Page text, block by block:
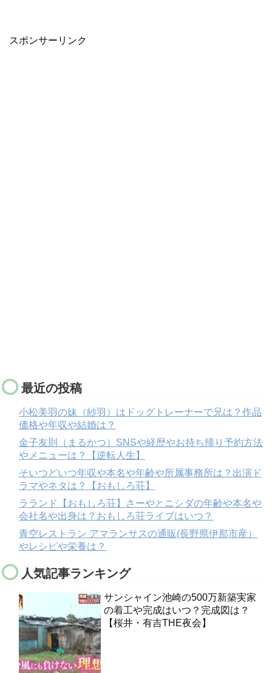
スポンサーリンク
最近の投稿
小松美羽の妹（紗羽）はドッグトレーナーで兄は？作品
価格や年収や結婚は？
金子友則（まるかつ）SNSや経歴やお持ち帰り予約方法
やメニューは？【逆転人生】
そいつどいつ年収や本名や年齢や所属事務所は？出演ド
ラマやネタは？【おもしろ荘】
ラランド【おもしろ荘】さーやとニシダの年齢や本名や
会社名や出身は？おもしろ荘ライブはいつ？
青空レストラン アマランサスの通販(長野県伊那市産）
やレシピや栄養は？
人気記事ランキング
サンシャイン池崎の500万新築実家
の着工や完成はいつ？完成図は？
【桜井・有吉THE夜会】